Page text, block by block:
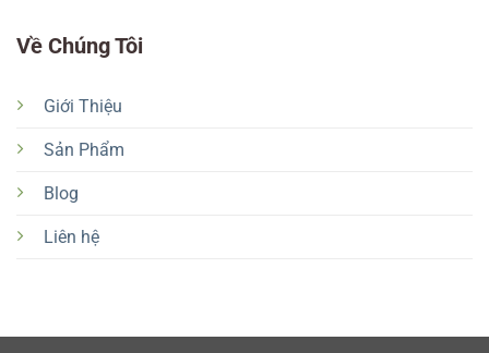
Về Chúng Tôi
Giới Thiệu
Sản Phẩm
Blog
Liên hệ